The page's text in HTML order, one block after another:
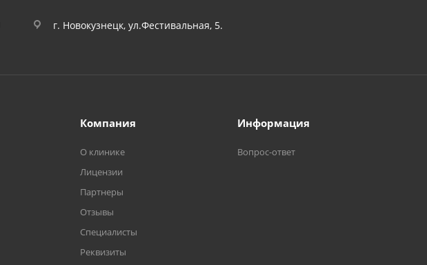
г. Новокузнецк, ул.Фестивальная, 5.
Компания
О клинике
Лицензии
Партнеры
Отзывы
Специалисты
Реквизиты
Информация
Вопрос-ответ